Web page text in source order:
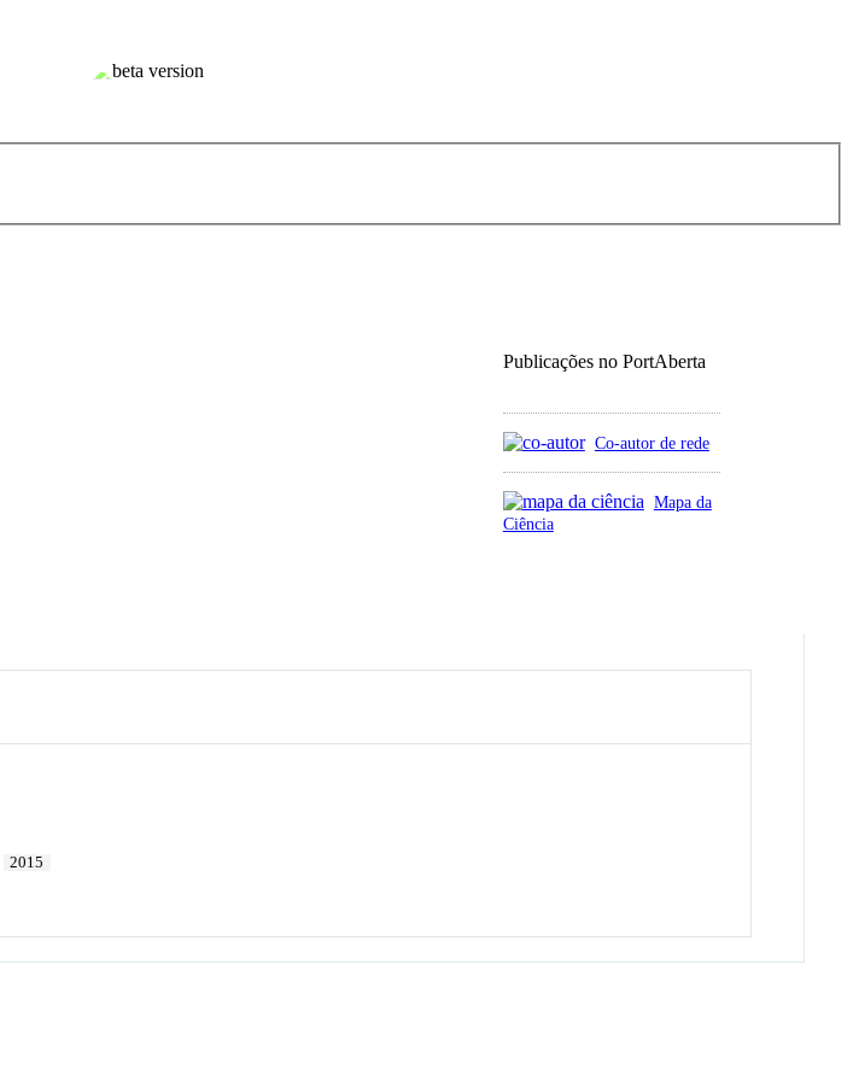
Publicações no PortAberta
Co-autor de rede
Mapa da
Ciência
2015